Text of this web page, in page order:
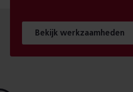
Bekijk werkzaamheden